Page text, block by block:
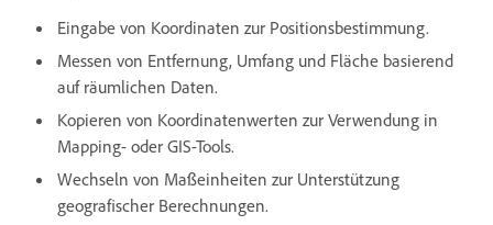
Eingabe von Koordinaten zur Positionsbestimmung.
Messen von Entfernung, Umfang und Fläche basierend
auf räumlichen Daten.
Kopieren von Koordinatenwerten zur Verwendung in
Mapping- oder GIS-Tools.
Wechseln von Maßeinheiten zur Unterstützung
geografischer Berechnungen.